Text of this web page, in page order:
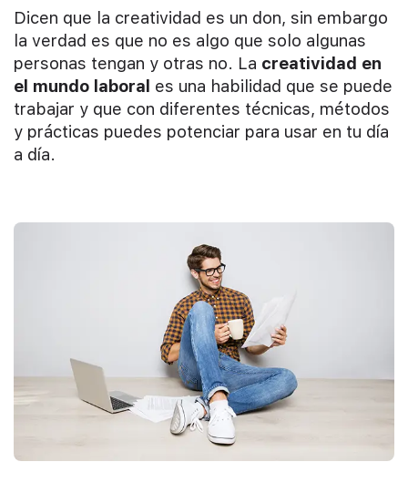
Dicen que la creatividad es un don, sin embargo
la verdad es que no es algo que solo algunas
personas tengan y otras no. La creatividad en
el mundo laboral es una habilidad que se puede
trabajar y que con diferentes técnicas, métodos
y prácticas puedes potenciar para usar en tu día
a día.